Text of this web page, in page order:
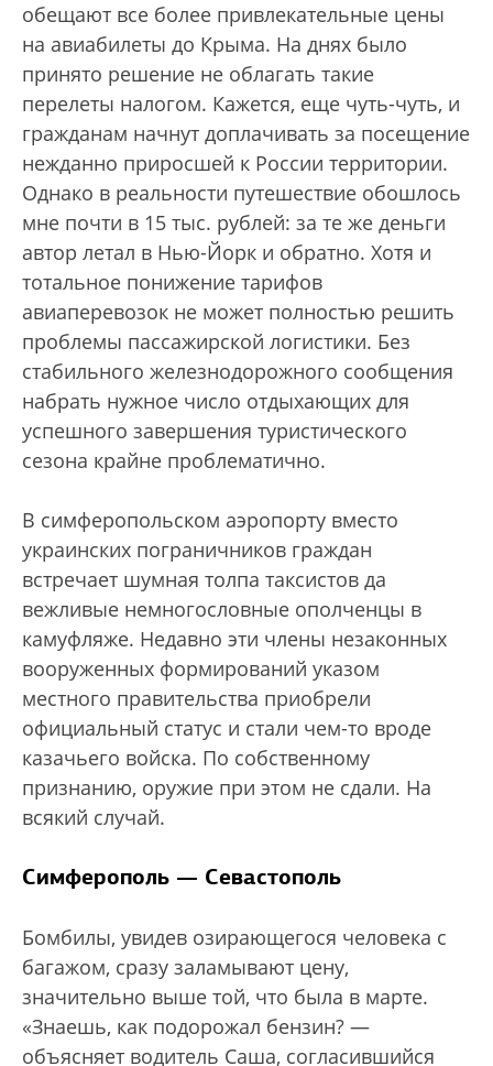
обещают все более привлекательные цены
на авиабилеты до Крыма. На днях было
принято решение не облагать такие
перелеты налогом. Кажется, еще чуть-чуть, и
гражданам начнут доплачивать за посещение
нежданно приросшей к России территории.
Однако в реальности путешествие обошлось
мне почти в 15 тыс. рублей: за те же деньги
автор летал в Нью-Йорк и обратно. Хотя и
тотальное понижение тарифов
авиаперевозок не может полностью решить
проблемы пассажирской логистики. Без
стабильного железнодорожного сообщения
набрать нужное число отдыхающих для
успешного завершения туристического
сезона крайне проблематично.
В симферопольском аэропорту вместо
украинских пограничников граждан
встречает шумная толпа таксистов да
вежливые немногословные ополченцы в
камуфляже. Недавно эти члены незаконных
вооруженных формирований указом
местного правительства приобрели
официальный статус и стали чем-то вроде
казачьего войска. По собственному
признанию, оружие при этом не сдали. На
всякий случай.
Симферополь — Севастополь
Бомбилы, увидев озирающегося человека с
багажом, сразу заламывают цену,
значительно выше той, что была в марте.
«Знаешь, как подорожал бензин? —
объясняет водитель Саша, согласившийся